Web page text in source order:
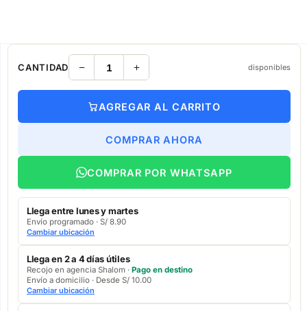
CANTIDAD disponibles
AGREGAR AL CARRITO
COMPRAR AHORA
COMPRAR POR WHATSAPP
Llega entre lunes y martes
Envío programado · S/ 8.90
Cambiar ubicación
Llega en 2 a 4 días útiles
Recojo en agencia Shalom · Pago en destino
Envío a domicilio · Desde S/ 10.00
Cambiar ubicación